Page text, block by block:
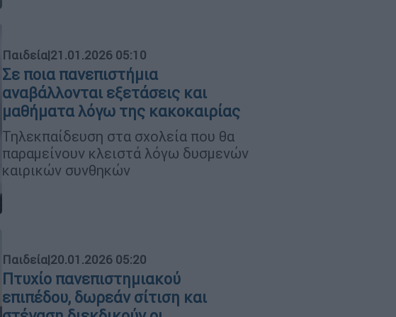
Παιδεία|21.01.2026 05:10
Σε ποια πανεπιστήμια
αναβάλλονται εξετάσεις και
μαθήματα λόγω της κακοκαιρίας
Τηλεκπαίδευση στα σχολεία που θα
παραμείνουν κλειστά λόγω δυσμενών
καιρικών συνθηκών
Παιδεία|20.01.2026 05:20
Πτυχίο πανεπιστημιακού
επιπέδου, δωρεάν σίτιση και